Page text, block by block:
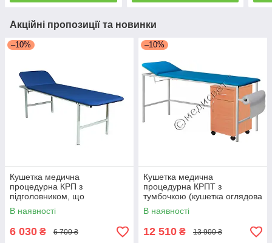
Акційні пропозиції та новинки
–10%
Кушетка медична
процедурна КРП з
підголовником, що
регулюється (кушетка
оглядова для кабінету лікаря)
В наявності
6 030 ₴ 6 700 ₴
–10%
Кушетка медична
процедурна КРПТ з
тумбочкою (кушетка оглядова
для кабінету лікаря)
В наявності
12 510 ₴ 13 900 ₴